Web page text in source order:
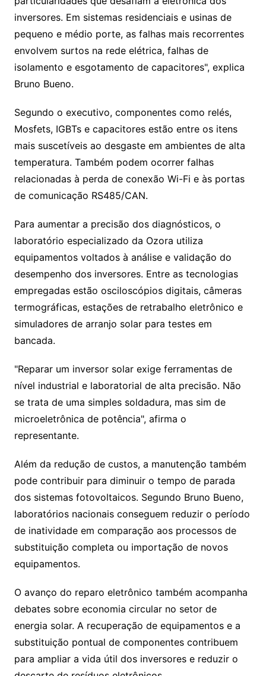
inversores. Em sistemas residenciais e usinas de
pequeno e médio porte, as falhas mais recorrentes
envolvem surtos na rede elétrica, falhas de
isolamento e esgotamento de capacitores", explica
Bruno Bueno.
Segundo o executivo, componentes como relés,
Mosfets, IGBTs e capacitores estão entre os itens
mais suscetíveis ao desgaste em ambientes de alta
temperatura. Também podem ocorrer falhas
relacionadas à perda de conexão Wi-Fi e às portas
de comunicação RS485/CAN.
Para aumentar a precisão dos diagnósticos, o
laboratório especializado da Ozora utiliza
equipamentos voltados à análise e validação do
desempenho dos inversores. Entre as tecnologias
empregadas estão osciloscópios digitais, câmeras
termográficas, estações de retrabalho eletrônico e
simuladores de arranjo solar para testes em
bancada.
"Reparar um inversor solar exige ferramentas de
nível industrial e laboratorial de alta precisão. Não
se trata de uma simples soldadura, mas sim de
microeletrônica de potência", afirma o
representante.
Além da redução de custos, a manutenção também
pode contribuir para diminuir o tempo de parada
dos sistemas fotovoltaicos. Segundo Bruno Bueno,
laboratórios nacionais conseguem reduzir o período
de inatividade em comparação aos processos de
substituição completa ou importação de novos
equipamentos.
O avanço do reparo eletrônico também acompanha
debates sobre economia circular no setor de
energia solar. A recuperação de equipamentos e a
substituição pontual de componentes contribuem
para ampliar a vida útil dos inversores e reduzir o